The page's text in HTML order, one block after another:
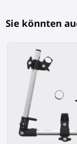
Sie könnten